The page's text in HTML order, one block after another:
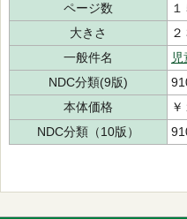
ページ数
１
大きさ
一般件名
NDC分類(9版)
本体価格
NDC分類（10版）